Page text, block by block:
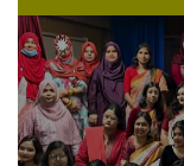
HOME
ABOUT US